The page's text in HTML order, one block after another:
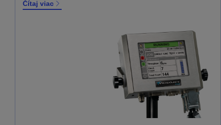
Čítaj viac